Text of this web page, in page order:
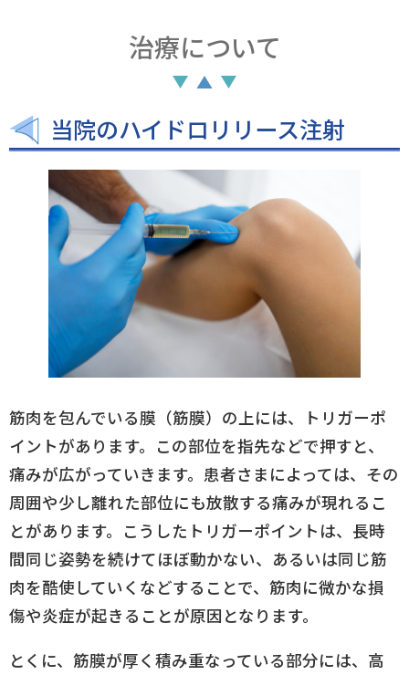
治療について
当院のハイドロリリース注射
筋肉を包んでいる膜（筋膜）の上には、トリガーポ
イントがあります。この部位を指先などで押すと、
痛みが広がっていきます。患者さまによっては、その
周囲や少し離れた部位にも放散する痛みが現れるこ
とがあります。こうしたトリガーポイントは、長時
間同じ姿勢を続けてほぼ動かない、あるいは同じ筋
肉を酷使していくなどすることで、筋肉に微かな損
傷や炎症が起きることが原因となります。
とくに、筋膜が厚く積み重なっている部分には、高